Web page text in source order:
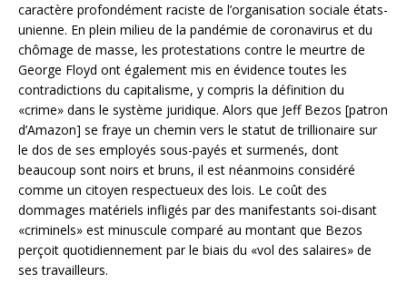
caractère profondément raciste de l’organisation sociale états-
unienne. En plein milieu de la pandémie de coronavirus et du
chômage de masse, les protestations contre le meurtre de
George Floyd ont également mis en évidence toutes les
contradictions du capitalisme, y compris la définition du
«crime» dans le système juridique. Alors que Jeff Bezos [patron
d’Amazon] se fraye un chemin vers le statut de trillionaire sur
le dos de ses employés sous-payés et surmenés, dont
beaucoup sont noirs et bruns, il est néanmoins considéré
comme un citoyen respectueux des lois. Le coût des
dommages matériels infligés par des manifestants soi-disant
«criminels» est minuscule comparé au montant que Bezos
perçoit quotidiennement par le biais du «vol des salaires» de
ses travailleurs.